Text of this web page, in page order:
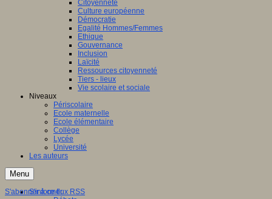
Citoyenneté
Culture européenne
Démocratie
Egalité Hommes/Femmes
Ethique
Gouvernance
Inclusion
Laïcité
Ressources citoyenneté
Tiers - lieux
Vie scolaire et sociale
Niveaux
Périscolaire
Ecole maternelle
Ecole élémentaire
Collège
Lycée
Université
Les auteurs
Menu
S'informer
S'abonner à ce flux RSS